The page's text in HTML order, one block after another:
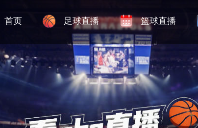
首页 足球直播 篮球直播